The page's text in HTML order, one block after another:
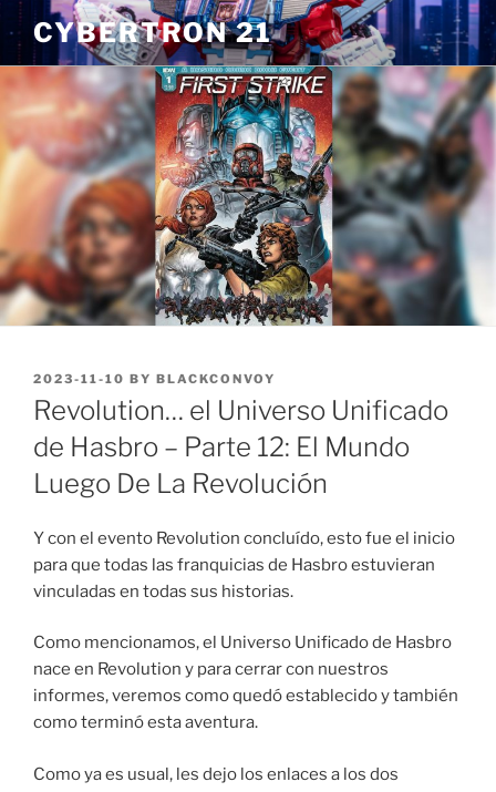
Skip
to
content
CYBERTRON 21
POSTED
ON
2023-11-10 BY BLACKCONVOY
Revolution… el Universo Unificado
de Hasbro – Parte 12: El Mundo
Luego De La Revolución
Y con el evento Revolution concluído, esto fue el inicio
para que todas las franquicias de Hasbro estuvieran
vinculadas en todas sus historias.
Como mencionamos, el Universo Unificado de Hasbro
nace en Revolution y para cerrar con nuestros
informes, veremos como quedó establecido y también
como terminó esta aventura.
Como ya es usual, les dejo los enlaces a los dos